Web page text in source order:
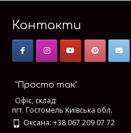
Контакти
"Просто так"
Офіс, склад:
пгт. Гостомель Київська обл.
Оксана: +38 067 209 07 72